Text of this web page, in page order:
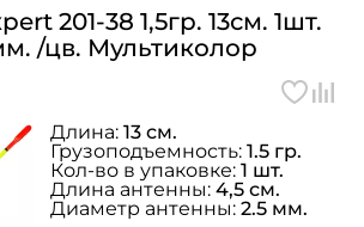
201-38 1,5гр. 13см. 1шт.
/цв. Мультиколор
Длина: 13 см.
Грузоподъемность: 1.5 гр.
Кол-во в упаковке: 1 шт.
Длина антенны: 4,5 см.
Диаметр антенны: 2.5 мм.